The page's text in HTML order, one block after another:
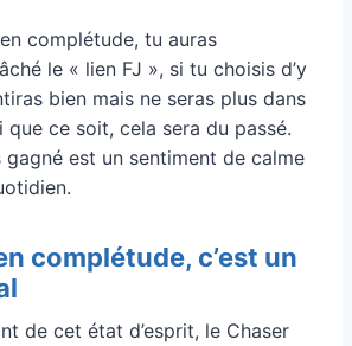
complétude, tu auras
le « lien FJ », si tu choisis d’y
bien mais ne seras plus dans
que ce soit, cela sera du passé.
gagné est un sentiment de calme
complétude, c’est un
de cet état d’esprit, le Chaser